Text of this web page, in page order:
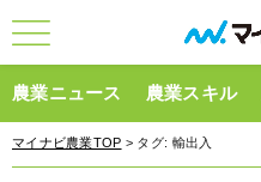
農業ニュース 農業スキル
マイナビ農業TOP > タグ: 輸出入